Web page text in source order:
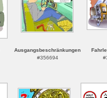
Ausgangsbeschränkungen
#356694